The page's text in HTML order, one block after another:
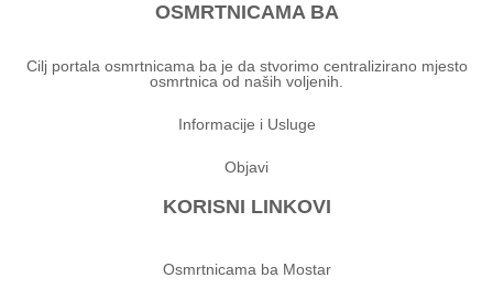
OSMRTNICAMA BA
Cilj portala osmrtnicama ba je da stvorimo centralizirano mjesto
osmrtnica od naših voljenih.
Informacije i Usluge
Objavi
KORISNI LINKOVI
Osmrtnicama ba Mostar